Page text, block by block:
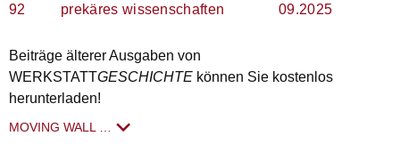
92
prekäres wissenschaften 09.2025
Beiträge älterer Ausgaben von
WERKSTATTGESCHICHTE können Sie kostenlos
herunterladen!
MOVING WALL …